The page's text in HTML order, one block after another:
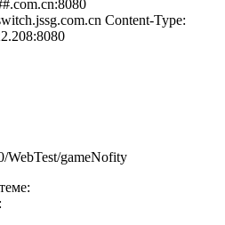
Content-Type:
WebTest/gameNofity